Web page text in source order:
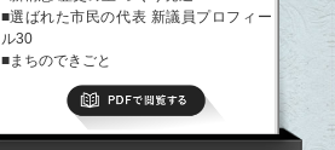
■選ばれた市民の代表 新議員プロフィー
ル30
■まちのできごと
■ふるさと散歩道
PDFで閲覧する